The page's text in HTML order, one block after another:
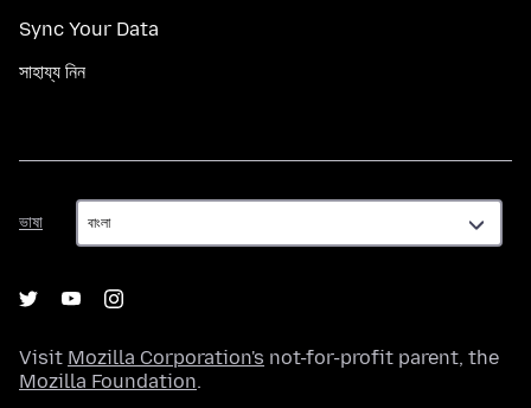
Sync Your Data
সাহায্য নিন
ভাষা
ভাষা
Visit Mozilla Corporation's not-for-profit parent, the
Mozilla Foundation.